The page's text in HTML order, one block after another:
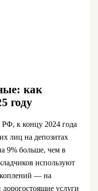
как
году
к концу 2024 года
лиц на депозитах
9% больше, чем в
используют
— на
услуги